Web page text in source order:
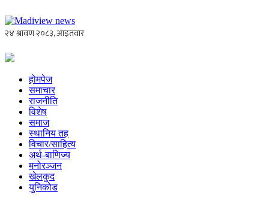
होमपेज
समाचार
राजनीति
विशेष
समाज
स्थानिय तह
विचार/साहित्य
अर्थ-बाणिज्य
मनोरञ्जन
खेलकुद
युनिकोड